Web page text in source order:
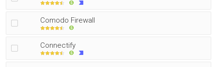
Comodo Firewall
Connectify